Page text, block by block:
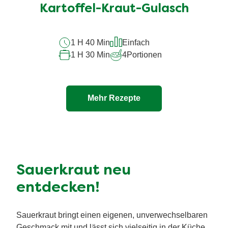
für
abgegeben
Kartoffel-Kraut-Gulasch
1 H 40 Min
Einfach
1 H 30 Min
4Portionen
Mehr Rezepte
Sauerkraut neu
entdecken!
Sauerkraut bringt einen eigenen, unverwechselbaren